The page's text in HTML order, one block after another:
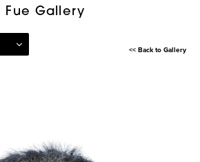
Fue Gallery
<< Back to Gallery